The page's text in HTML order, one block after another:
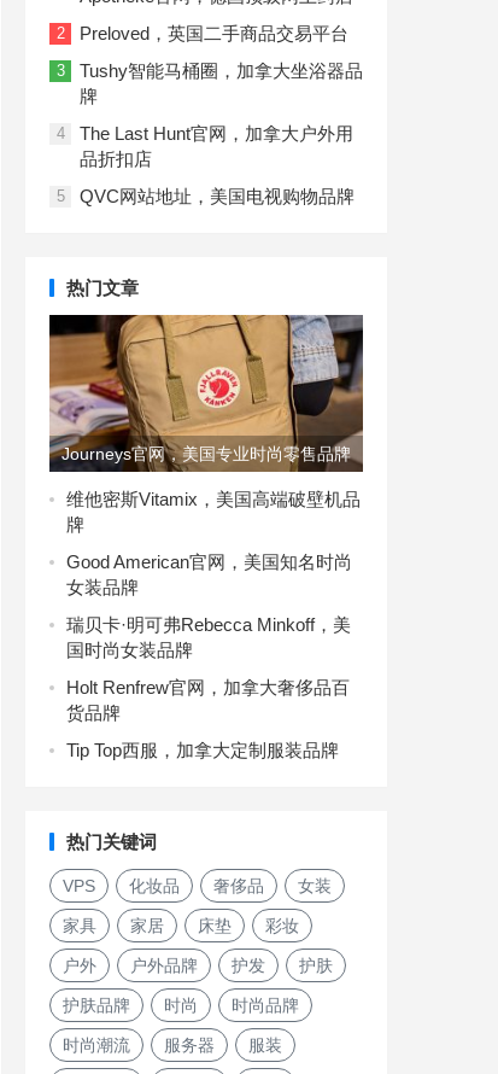
2 Preloved，英国二手商品交易平台
3
Tushy智能马桶圈，加拿大坐浴器品
牌
4
The Last Hunt官网，加拿大户外用
品折扣店​
5 QVC网站地址，美国电视购物品牌
热门文章
Journeys官网，美国专业时尚零售品牌
维他密斯Vitamix，美国高端破壁机品
牌
Good American官网，美国知名时尚
女装品牌
瑞贝卡·明可弗Rebecca Minkoff，美
国时尚女装品牌
Holt Renfrew官网，加拿大奢侈品百
货品牌
Tip Top西服，加拿大定制服装品牌
热门关键词
VPS 化妆品 奢侈品 女装
家具 家居 床垫 彩妆
户外 户外品牌 护发 护肤
护肤品牌 时尚 时尚品牌
时尚潮流 服务器 服装